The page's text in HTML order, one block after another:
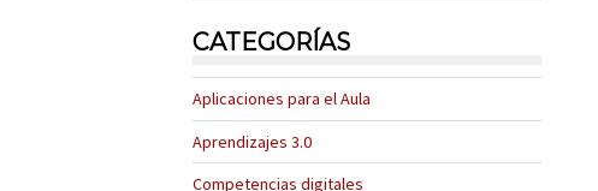
CATEGORÍAS
Aplicaciones para el Aula
Aprendizajes 3.0
Competencias digitales